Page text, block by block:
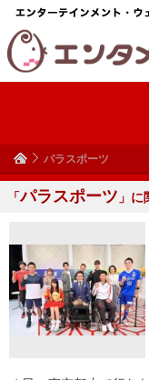
パラスポーツ
「パラスポーツ 」に